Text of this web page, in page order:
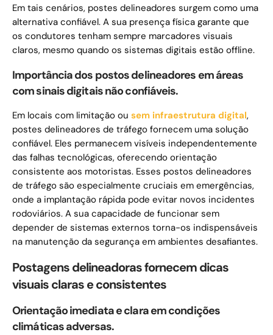
Em tais cenários, postes delineadores surgem como uma
alternativa confiável. A sua presença física garante que
os condutores tenham sempre marcadores visuais
claros, mesmo quando os sistemas digitais estão offline.
Importância dos postos delineadores em áreas
com sinais digitais não confiáveis.
Em locais com limitação ou sem infraestrutura digital,
postes delineadores de tráfego fornecem uma solução
confiável. Eles permanecem visíveis independentemente
das falhas tecnológicas, oferecendo orientação
consistente aos motoristas. Esses postos delineadores
de tráfego são especialmente cruciais em emergências,
onde a implantação rápida pode evitar novos incidentes
rodoviários. A sua capacidade de funcionar sem
depender de sistemas externos torna-os indispensáveis ​​
na manutenção da segurança em ambientes desafiantes.
Postagens delineadoras fornecem dicas
visuais claras e consistentes
Orientação imediata e clara em condições
climáticas adversas.